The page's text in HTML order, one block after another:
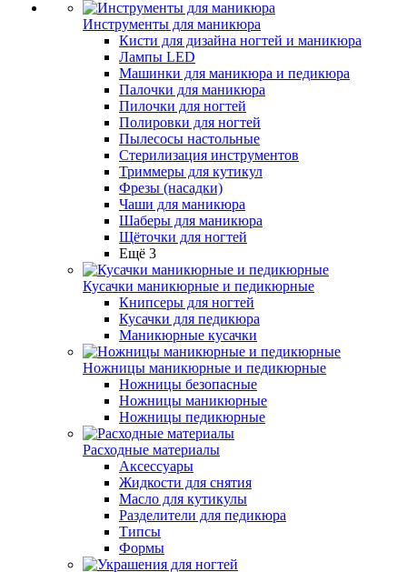
Инструменты для маникюра
Кисти для дизайна ногтей и маникюра
Лампы LED
Машинки для маникюра и педикюра
Палочки для маникюра
Пилочки для ногтей
Полировки для ногтей
Пылесосы настольные
Стерилизация инструментов
Триммеры для кутикул
Фрезы (насадки)
Чаши для маникюра
Шаберы для маникюра
Щёточки для ногтей
Ещё 3
Кусачки маникюрные и педикюрные
Книпсеры для ногтей
Кусачки для педикюра
Маникюрные кусачки
Ножницы маникюрные и педикюрные
Ножницы безопасные
Ножницы маникюрные
Ножницы педикюрные
Расходные материалы
Аксессуары
Жидкости для снятия
Масло для кутикулы
Разделители для педикюра
Типсы
Формы